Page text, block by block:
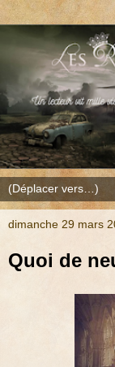
dimanche 29 mars
Quoi de